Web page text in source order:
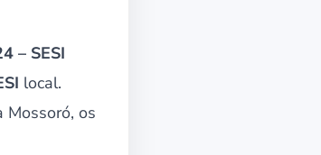
– SESI
local.
os